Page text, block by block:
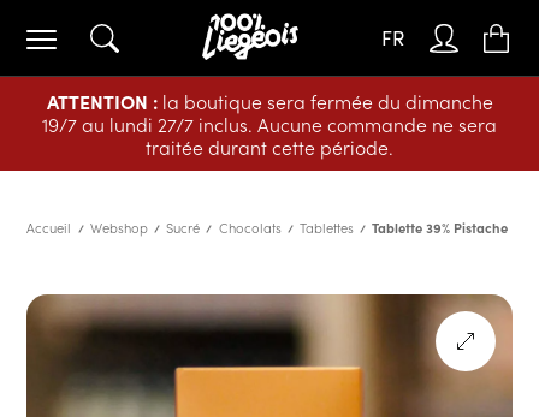
ATTENTION :la boutique sera fermée du dimanche
19/7 au lundi 27/7 inclus. Aucune commande ne sera
traitée durant cette période.
FR
Accueil Webshop Sucré Chocolats Tablettes Tablette 39% Pistache